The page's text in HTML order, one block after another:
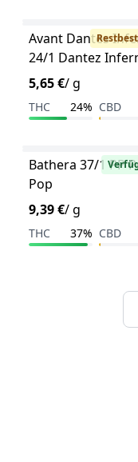
Avant Dantes
24/1 Dantez
5,65 €/ g
THC 24% CBD
Bathera 37/1 PP
Pop
9,39 €/ g
THC 37% CBD